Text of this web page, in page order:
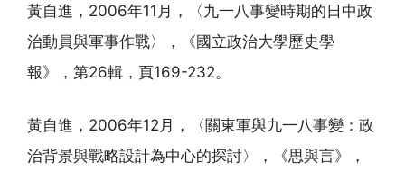
黃自進，2006年11月，〈九一八事變時期的日中政
治動員與軍事作戰〉，《國立政治大學歷史學
報》，第26輯，頁169-232。
黃自進，2006年12月，〈關東軍與九一八事變：政
治背景與戰略設計為中心的探討〉，《思與言》，